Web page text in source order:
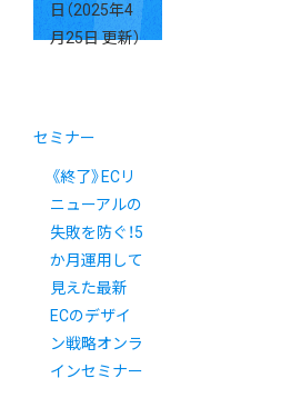
日（2025年4
月25日 更新）
セミナー
《終了》ECリ
ニューアルの
失敗を防ぐ！5
か月運用して
見えた最新
ECのデザイ
ン戦略オンラ
インセミナー